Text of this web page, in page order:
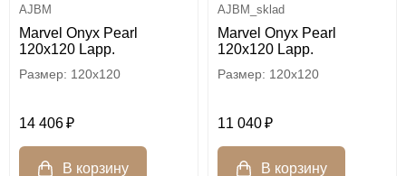
AJBM
Marvel Onyx Pearl
120x120 Lapp.
120x120
14 406
AJBM_sklad
Marvel Onyx Pearl
120x120 Lapp.
120x120
11 040